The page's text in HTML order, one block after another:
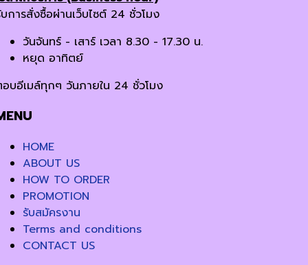
การสั่งซื้อผ่านเว็บไซต์ 24 ชั่วโมง
วันจันทร์ - เสาร์ เวลา 8.30 - 17.30 น.
หยุด อาทิตย์
บอีเมล์ทุกๆ วันภายใน 24 ชั่วโมง
HOME
ABOUT US
HOW TO ORDER
PROMOTION
รับสมัครงาน
Terms and conditions
CONTACT US